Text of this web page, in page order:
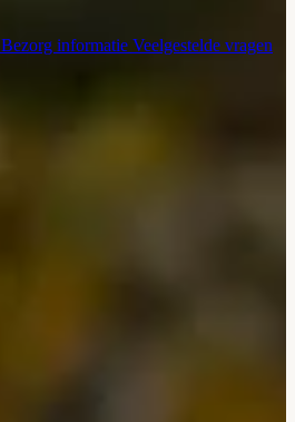
Bezorg informatie Veelgestelde vragen